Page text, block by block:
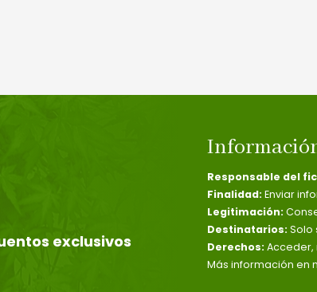
exclusivos
Responsable del
Finalidad: Enviar
Legitimación:
Destinatarios: Solo
Derechos: Acceder,
Más información en